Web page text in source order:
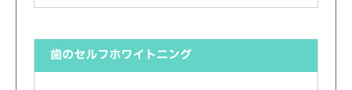
歯のセルフホワイトニング